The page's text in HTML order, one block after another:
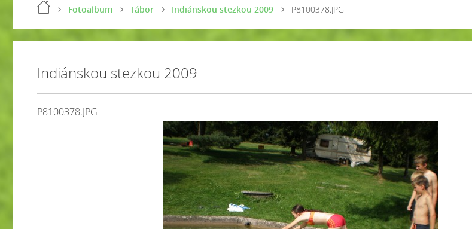
Fotoalbum Tábor Indiánskou stezkou 2009 P8100378.JPG
Indiánskou stezkou 2009
P8100378.JPG